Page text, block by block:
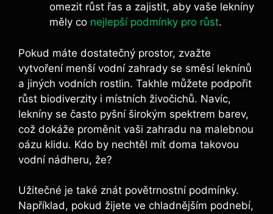
omezit růst řas a zajistit, aby vaše lekníny
měly co nejlepší podmínky pro růst.
Pokud máte dostatečný prostor, zvažte
vytvoření menší vodní zahrady se směsí leknínů
a jiných vodních rostlin. Takhle můžete podpořit
růst biodiverzity i místních živočichů. Navíc,
lekníny se často pyšní širokým spektrem barev,
což dokáže proměnit vaši zahradu na malebnou
oázu klidu. Kdo by nechtěl mít doma takovou
vodní nádheru, že?
Užitečné je také znát povětrnostní podmínky.
Například, pokud žijete ve chladnějším podnebí,